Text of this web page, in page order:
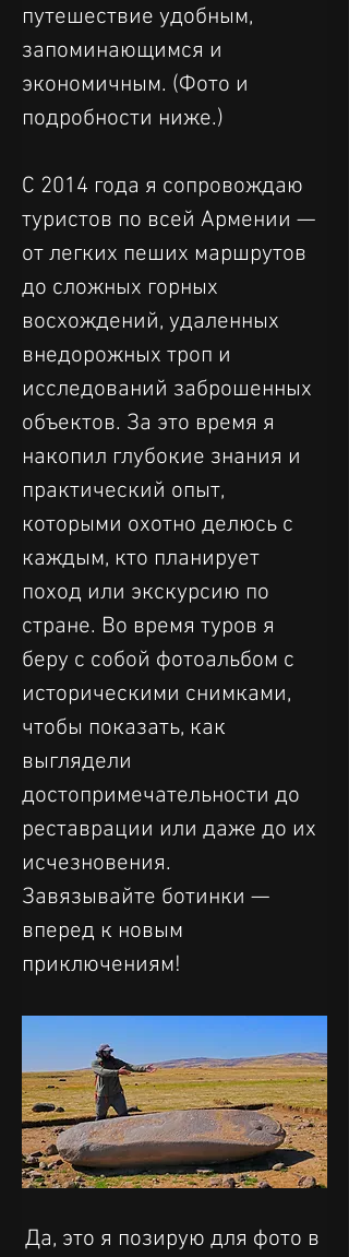
путешествие удобным,
запоминающимся и
экономичным. (Фото и
подробности ниже.)
С 2014 года я сопровождаю
туристов по всей Армении —
от легких пеших маршрутов
до сложных горных
восхождений, удаленных
внедорожных троп и
исследований заброшенных
объектов. За это время я
накопил глубокие знания и
практический опыт,
которыми охотно делюсь с
каждым, кто планирует
поход или экскурсию по
стране. Во время туров я
беру с собой фотоальбом с
историческими снимками,
чтобы показать, как
выглядели
достопримечательности до
реставрации или даже до их
исчезновения.
Завязывайте ботинки —
вперед к новым
приключениям!
Да, это я позирую для фото в